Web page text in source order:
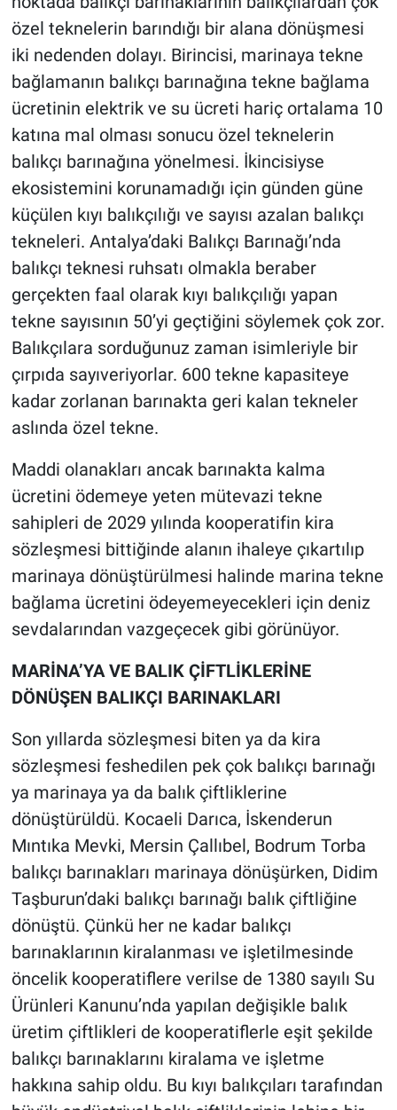
özel teknelerin barındığı bir alana dönüşmesi
iki nedenden dolayı. Birincisi, marinaya tekne
bağlamanın balıkçı barınağına tekne bağlama
ücretinin elektrik ve su ücreti hariç ortalama 10
katına mal olması sonucu özel teknelerin
balıkçı barınağına yönelmesi. İkincisiyse
ekosistemini korunamadığı için günden güne
küçülen kıyı balıkçılığı ve sayısı azalan balıkçı
tekneleri. Antalya’daki Balıkçı Barınağı’nda
balıkçı teknesi ruhsatı olmakla beraber
gerçekten faal olarak kıyı balıkçılığı yapan
tekne sayısının 50’yi geçtiğini söylemek çok zor.
Balıkçılara sorduğunuz zaman isimleriyle bir
çırpıda sayıveriyorlar. 600 tekne kapasiteye
kadar zorlanan barınakta geri kalan tekneler
aslında özel tekne.
Maddi olanakları ancak barınakta kalma
ücretini ödemeye yeten mütevazi tekne
sahipleri de 2029 yılında kooperatifin kira
sözleşmesi bittiğinde alanın ihaleye çıkartılıp
marinaya dönüştürülmesi halinde marina tekne
bağlama ücretini ödeyemeyecekleri için deniz
sevdalarından vazgeçecek gibi görünüyor.
MARİNA’YA VE BALIK ÇİFTLİKLERİNE
DÖNÜŞEN BALIKÇI BARINAKLARI
Son yıllarda sözleşmesi biten ya da kira
sözleşmesi feshedilen pek çok balıkçı barınağı
ya marinaya ya da balık çiftliklerine
dönüştürüldü. Kocaeli Darıca, İskenderun
Mıntıka Mevki, Mersin Çallıbel, Bodrum Torba
balıkçı barınakları marinaya dönüşürken, Didim
Taşburun’daki balıkçı barınağı balık çiftliğine
dönüştü. Çünkü her ne kadar balıkçı
barınaklarının kiralanması ve işletilmesinde
öncelik kooperatiflere verilse de 1380 sayılı Su
Ürünleri Kanunu’nda yapılan değişikle balık
üretim çiftlikleri de kooperatiflerle eşit şekilde
balıkçı barınaklarını kiralama ve işletme
hakkına sahip oldu. Bu kıyı balıkçıları tarafından